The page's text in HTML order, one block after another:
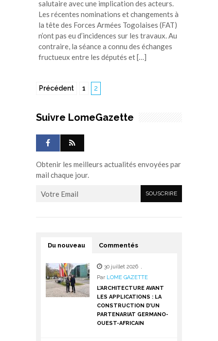
salutaire avec une implication des acteurs.
Les récentes nominations et changements à
la tête des Forces Armées Togolaises (FAT)
n’ont pas eu d’incidences sur les travaux. Au
contraire, la séance a connu des échanges
fructueux entre les députés et […]
Précédent 1 2
Suivre LomeGazette
Obtenir les meilleurs actualités envoyées par
mail chaque jour.
Du nouveau Commentés
30 juillet 2026 ,
Par LOME GAZETTE
L’ARCHITECTURE AVANT
LES APPLICATIONS : LA
CONSTRUCTION D’UN
PARTENARIAT GERMANO-
OUEST-AFRICAIN